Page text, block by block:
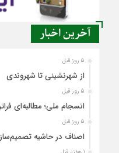
آخرین اخبار
5 روز قبل
از شهرنشینی تا شهروندی
5 روز قبل
انسجام ملی؛ مطالبه‌ای
5 روز قبل
اصناف در حاشیه